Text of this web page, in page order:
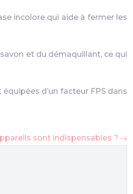
incolore qui aide à fermer les
et du démaquillant, ce qui
d’un facteur FPS dans
sont indispensables ?